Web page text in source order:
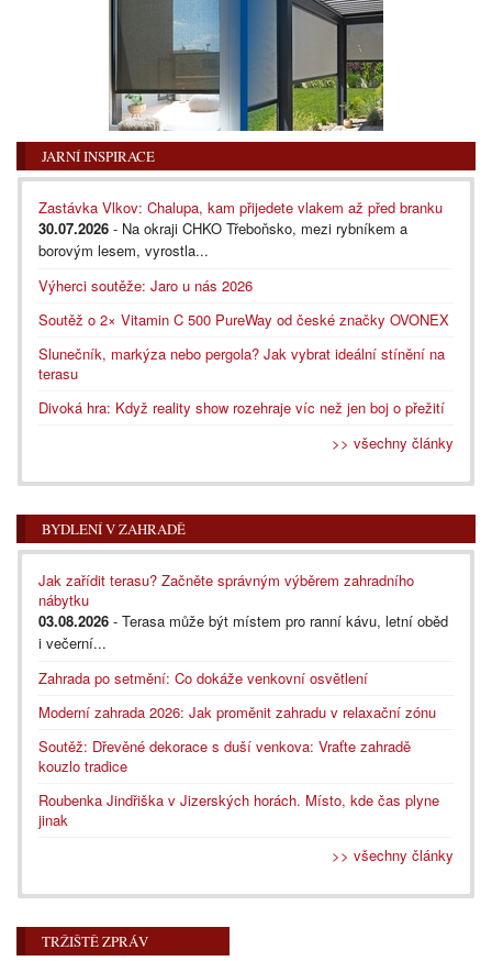
JARNÍ INSPIRACE
Zastávka Vlkov: Chalupa, kam přijedete vlakem až před branku
30.07.2026 - Na okraji CHKO Třeboňsko, mezi rybníkem a
borovým lesem, vyrostla...
Výherci soutěže: Jaro u nás 2026
Soutěž o 2× Vitamin C 500 PureWay od české značky OVONEX
Slunečník, markýza nebo pergola? Jak vybrat ideální stínění na
terasu
Divoká hra: Když reality show rozehraje víc než jen boj o přežití
>> všechny články
BYDLENÍ V ZAHRADĚ
Jak zařídit terasu? Začněte správným výběrem zahradního
nábytku
03.08.2026 - Terasa může být místem pro ranní kávu, letní oběd
i večerní...
Zahrada po setmění: Co dokáže venkovní osvětlení
Moderní zahrada 2026: Jak proměnit zahradu v relaxační zónu
Soutěž: Dřevěné dekorace s duší venkova: Vraťte zahradě
kouzlo tradice
Roubenka Jindřiška v Jizerských horách. Místo, kde čas plyne
jinak
>> všechny články
TRŽIŠTĚ ZPRÁV